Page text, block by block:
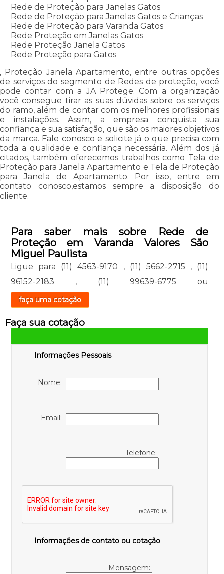
Rede de Proteção para Janelas Gatos
Rede de Proteção para Janelas Gatos e Crianças
Rede de Proteção para Varanda Gatos
Rede Proteção em Janelas Gatos
Rede Proteção Janela Gatos
Rede Proteção para Gatos
, Proteção Janela Apartamento, entre outras opções
de serviços do segmento de Redes de proteção, você
pode contar com a JA Protege. Com a organização
você consegue tirar as suas dúvidas sobre os serviços
do ramo, além de contar com os melhores profissionais
e instalações. Assim, a empresa conquista sua
confiança e sua satisfação, que são os maiores objetivos
da marca. Fale conosco e solicite já o que precisa com
toda a qualidade e confiança necessária. Além dos já
citados, também oferecemos trabalhos como Tela de
Proteção para Janela Apartamento e Tela de Proteção
para Janela de Apartamento. Por isso, entre em
contato conosco,estamos sempre a disposição do
cliente.
Para saber mais sobre Rede de
Proteção em Varanda Valores São
Miguel Paulista
Ligue para (11) 4563-9170 , (11) 5662-2715 , (11)
96152-2183
, (11) 99639-6775 ou
faça uma cotação
Faça sua cotação
Informações Pessoais
Nome:
Email:
Telefone:
Informações de contato ou cotação
Mensagem: